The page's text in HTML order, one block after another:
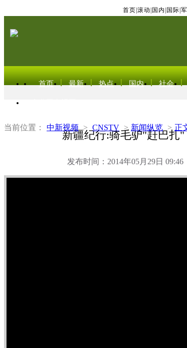
首页 滚动 国内 国际
首页 最新 热点 国内 社会
当前位置： 中新视频 > CNSTV > 新闻纵览 > 正
新疆纪行:骑毛驴"赶巴扎
发布时间：2014年05月29日 09:46